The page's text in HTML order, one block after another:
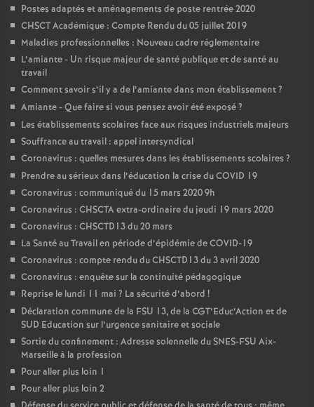
Postes adaptés et aménagements de poste rentrée 2020
CHSCT Académique : Compte Rendu du 05 juillet 2019
Maladies professionnelles : Nouveau cadre réglementaire
L’amiante - Un risque majeur de santé publique et de santé au
travail
Comment savoir s’il y a de l’amiante dans mon établissement?
Amiante - Que faire si vous pensez avoir été exposé?
Les établissements scolaires face aux risques industriels majeurs
Souffrance au travail : appel intersyndical
Coronavirus : quelles mesures dans les établissements scolaires ?
Prendre au sérieux dans l’éducation la crise du COVID 19
Coronavirus : communiqué du 15 mars 2020 9h
Coronavirus : CHSCTA extra-ordinaire du jeudi 19 mars 2020
Coronavirus : CHSCTD13 du 20 mars
La Santé au Travail en période d’épidémie de COVID-19
Coronavirus : compte rendu du CHSCTD13 du 3 avril 2020
Coronavirus : enquête sur la continuité pédagogique
Reprise le lundi 11 mai ? La sécurité d’abord !
Déclaration commune de la FSU 13, de la CGT’Educ’Action et de
SUD Education sur l’urgence sanitaire et sociale
Sortie du confinement : Adresse solennelle du SNES-FSU Aix-
Marseille à la profession
Pour aller plus loin 1
Pour aller plus loin 2